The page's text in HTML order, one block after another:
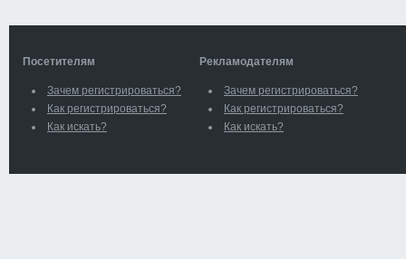
Посетителям
Зачем регистрироваться?
Как регистрироваться?
Как искать?
Рекламодателям
Зачем регистрироваться?
Как регистрироваться?
Как искать?